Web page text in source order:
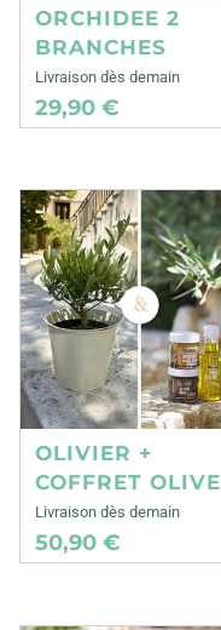
ORCHIDEE 2
BRANCHES
Livraison dès demain
29,90 €
OLIVIER +
COFFRET OLIVE
Livraison dès demain
50,90 €